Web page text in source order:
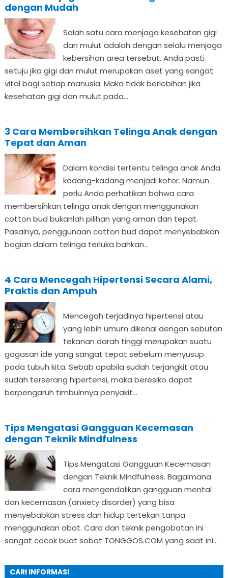
dengan Mudah
Salah satu cara menjaga kesehatan gigi
dan mulut adalah dengan selalu menjaga
kebersihan area tersebut. Anda pasti
setuju jika gigi dan mulut merupakan aset yang sangat
vital bagi setiap manusia. Maka tidak berlebihan jika
kesehatan gigi dan mulut pada...
3 Cara Membersihkan Telinga Anak dengan
Tepat dan Aman
Dalam kondisi tertentu telinga anak Anda
kadang-kadang menjadi kotor. Namun
perlu Anda perhatikan bahwa cara
membersihkan telinga anak dengan menggunakan
cotton bud bukanlah pilihan yang aman dan tepat.
Pasalnya, penggunaan cotton bud dapat menyebabkan
bagian dalam telinga terluka bahkan...
4 Cara Mencegah Hipertensi Secara Alami,
Praktis dan Ampuh
Mencegah terjadinya hipertensi atau
yang lebih umum dikenal dengan sebutan
tekanan darah tinggi merupakan suatu
gagasan ide yang sangat tepat sebelum menyusup
pada tubuh kita. Sebab apabila sudah terjangkit atau
sudah terserang hipertensi, maka beresiko dapat
berpengaruh timbulnnya penyakit...
Tips Mengatasi Gangguan Kecemasan
dengan Teknik Mindfulness
Tips Mengatasi Gangguan Kecemasan
dengan Teknik Mindfulness. Bagaimana
cara mengendalikan gangguan mental
dan kecemasan (anxiety disorder) yang bisa
menyebabkan stress dan hidup tertekan tanpa
menggunakan obat. Cara dan teknik pengobatan ini
sangat cocok buat sobat TONGGOS.COM yang saat ini...
CARI INFORMASI